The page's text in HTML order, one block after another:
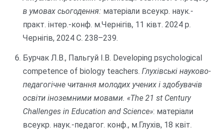
в умовах сьогодення: матеріали всеукр. наук.-
практ. інтер.-конф. м.Чернігів, 11 ківт. 2024 р.
Чернігів, 2024 С. 238–239.
Бурчак Л.В., Пальгуй І.В. Developing psychological
competence of biology teachers.Глухівські науково-
педагогічне читання молодих учених і здобувачів
освіти іноземними мовами. «The 21 st Century
Challenges in Education and Science»: матеріали
всеукр. наук.-педагог. конф., м.Глухів, 18 квіт.